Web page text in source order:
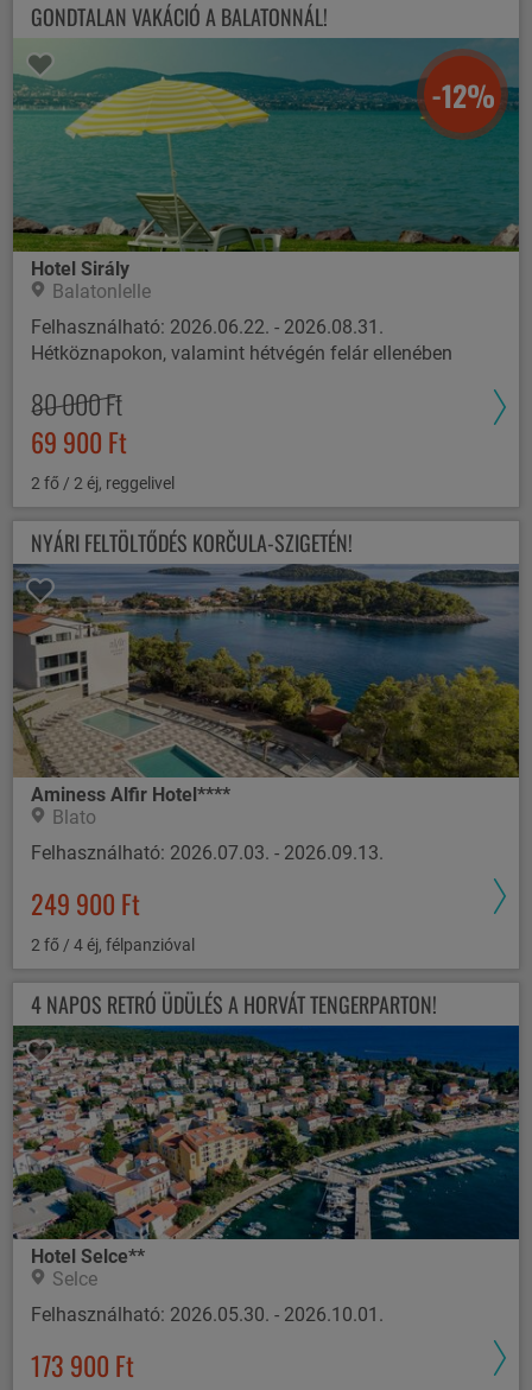
GONDTALAN VAKÁCIÓ A BALATONNÁL!
-12%
Hotel Sirály
Balatonlelle
Felhasználható: 2026.06.22. - 2026.08.31.
Hétköznapokon, valamint hétvégén felár ellenében
80 000 Ft
69 900 Ft
2 fő / 2 éj, reggelivel
NYÁRI FELTÖLTŐDÉS KORČULA-SZIGETÉN!
Aminess Alfir Hotel****
Blato
Felhasználható: 2026.07.03. - 2026.09.13.
249 900 Ft
2 fő / 4 éj, félpanzióval
4 NAPOS RETRÓ ÜDÜLÉS A HORVÁT TENGERPARTON!
Hotel Selce**
Selce
Felhasználható: 2026.05.30. - 2026.10.01.
173 900 Ft